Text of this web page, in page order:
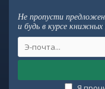
Не пропусти
и будь в курсе